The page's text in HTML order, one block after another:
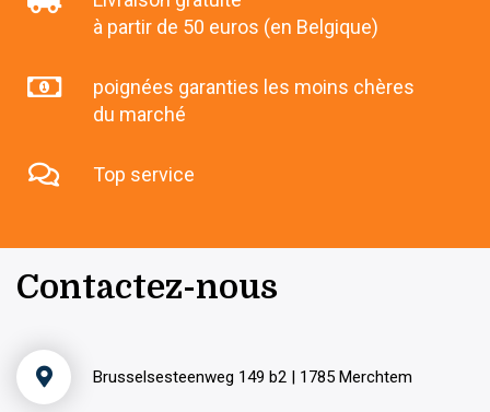
à partir de 50 euros (en Belgique)
poignées garanties les moins chères
du marché
Top service
Contactez-nous
Brusselsesteenweg 149 b2 | 1785 Merchtem